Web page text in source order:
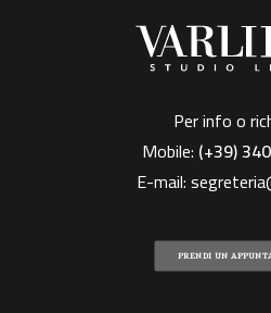
Per info o
Mobile: (+39)
E-mail:
PRENDI UN